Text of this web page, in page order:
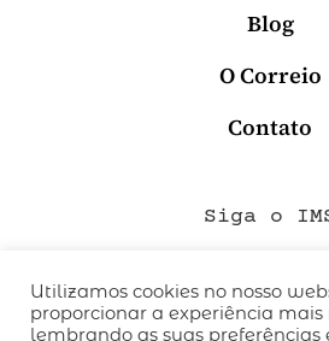
Blog
O Correio
Contato
Siga o
QUEM SOMOS
Utilizamos cookies no nosso
proporcionar a experiência mais
lembrando as suas preferências